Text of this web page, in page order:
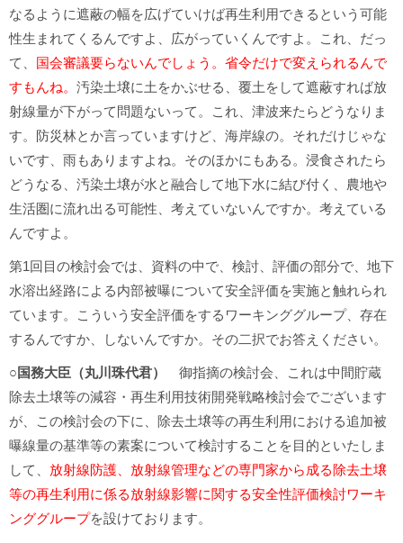
なるように遮蔽の幅を広げていけば再生利用できるという可能
性生まれてくるんですよ、広がっていくんですよ。これ、だっ
て、 国会審議要らないんでしょう。省令だけで変えられるんで
すもんね。 汚染土壌に土をかぶせる、覆土をして遮蔽すれば放
射線量が下がって問題ないって。これ、津波来たらどうなりま
す。防災林とか言っていますけど、海岸線の。それだけじゃな
いです、雨もありますよね。そのほかにもある。浸食されたら
どうなる、汚染土壌が水と融合して地下水に結び付く、農地や
生活圏に流れ出る可能性、考えていないんですか。考えている
んですよ。
第1回目の検討会では、資料の中で、検討、評価の部分で、地下
水溶出経路による内部被曝について安全評価を実施と触れられ
ています。こういう安全評価をするワーキンググループ、存在
するんですか、しないんですか。その二択でお答えください。
○国務大臣（丸川珠代君）
御指摘の検討会、これは中間貯蔵
除去土壌等の減容・再生利用技術開発戦略検討会でございます
が、この検討会の下に、除去土壌等の再生利用における追加被
曝線量の基準等の素案について検討することを目的といたしま
して、 放射線防護、放射線管理などの専門家から成る除去土壌
等の再生利用に係る放射線影響に関する安全性評価検討ワーキ
ンググループを設けております。